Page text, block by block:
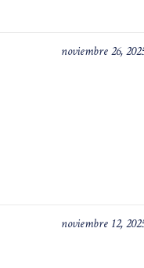
noviembre 26,
noviembre 12,